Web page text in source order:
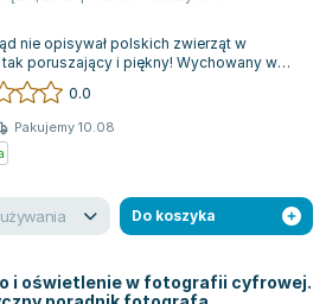
nie opisywał polskich zwierząt w
poruszający i piękny! Wychowany w
myśliwych, początkowo nie mógł s...
0.0
Pakujemy 10.08
Do koszyka
i oświetlenie w fotografii cyfrowej.